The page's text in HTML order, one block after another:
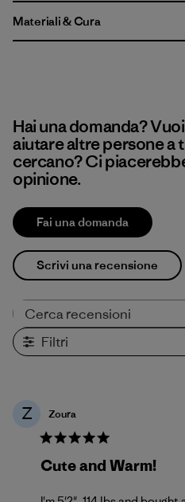
Materiali & Cura
Hai una domanda?
aiutare altre persone a
cercano? Ci
opinione.
Fai una domanda
Scrivi una recensione
Filtri
Z Zoura
Cute and Warm!